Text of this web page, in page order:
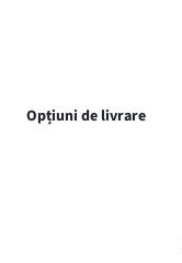
Opțiuni de livrare